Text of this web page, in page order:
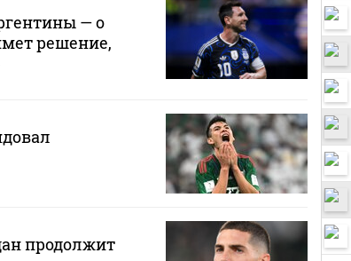
— о
решение,
продолжит